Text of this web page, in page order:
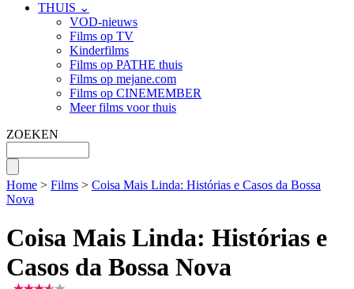
THUIS ⌄
VOD-nieuws
Films op TV
Kinderfilms
Films op PATHE thuis
Films op mejane.com
Films op CINEMEMBER
Meer films voor thuis
ZOEKEN
Home > Films > Coisa Mais Linda: Histórias e Casos da Bossa
Nova
Coisa Mais Linda: Histórias e
Casos da Bossa Nova